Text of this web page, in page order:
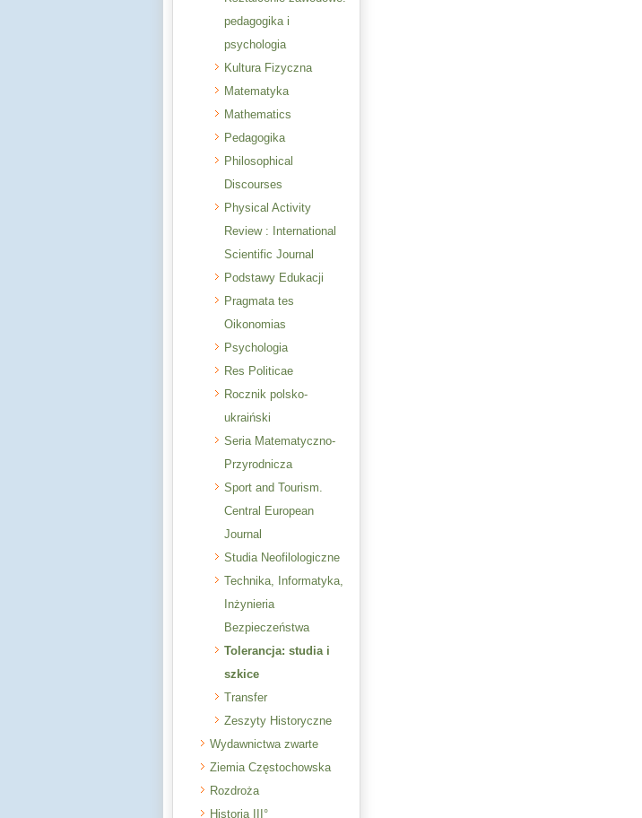
pedagogika i
psychologia
Kultura Fizyczna
Matematyka
Mathematics
Pedagogika
Philosophical
Discourses
Physical Activity
Review : International
Scientific Journal
Podstawy Edukacji
Pragmata tes
Oikonomias
Psychologia
Res Politicae
Rocznik polsko-
ukraiński
Seria Matematyczno-
Przyrodnicza
Sport and Tourism.
Central European
Journal
Studia Neofilologiczne
Technika, Informatyka,
Inżynieria
Bezpieczeństwa
Tolerancja: studia i
szkice
Transfer
Zeszyty Historyczne
Wydawnictwa zwarte
Ziemia Częstochowska
Rozdroża
Historia III°